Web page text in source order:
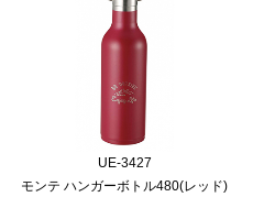
UE-3427
モンテ ハンガーボトル480(レッド)